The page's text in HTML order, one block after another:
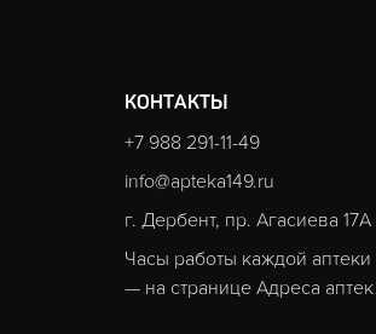
КОНТАКТЫ
+7 988 291-11-49
info@apteka149.ru
г. Дербент, пр. Агасиева 17А
Часы работы каждой аптеки
— на странице Адреса аптек